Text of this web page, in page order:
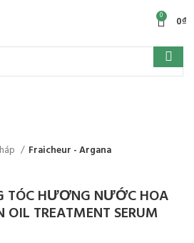
0 0₫
Fraicheur - Argana
TÓC HƯƠNG NƯỚC HOA
OIL TREATMENT SERUM